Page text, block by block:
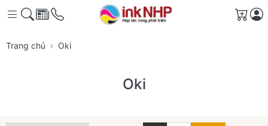
Giỏ
Trang chủ Oki
Oki